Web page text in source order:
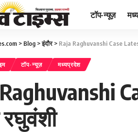
टॉप-न्यूज़
> Blog >इंदौर> Raja Raghuvanshi Case
टॉप-न्यूज़ मध्यप्रदेश